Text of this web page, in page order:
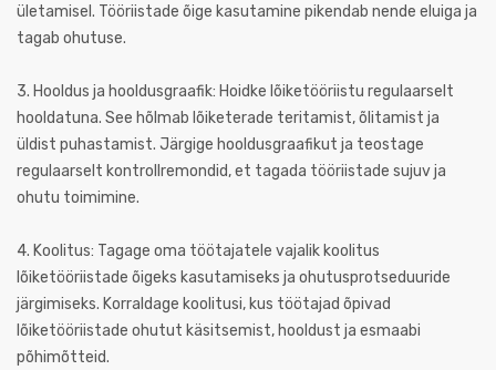
ületamisel. Tööriistade õige kasutamine pikendab nende eluiga ja
tagab ohutuse.
3. Hooldus ja hooldusgraafik: Hoidke lõiketööriistu regulaarselt
hooldatuna. See hõlmab lõiketerade teritamist, õlitamist ja
üldist puhastamist. Järgige hooldusgraafikut ja teostage
regulaarselt kontrollremondid, et tagada tööriistade sujuv ja
ohutu toimimine.
4. Koolitus: Tagage oma töötajatele vajalik koolitus
lõiketööriistade õigeks kasutamiseks ja ohutusprotseduuride
järgimiseks. Korraldage koolitusi, kus töötajad õpivad
lõiketööriistade ohutut käsitsemist, hooldust ja esmaabi
põhimõtteid.